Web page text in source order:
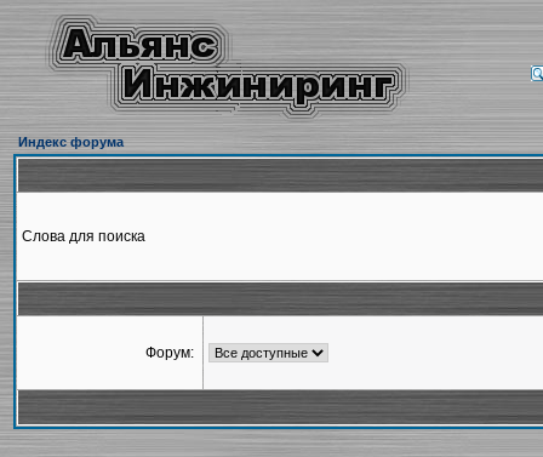
Индекс форума
Слова для поиска
Форум: